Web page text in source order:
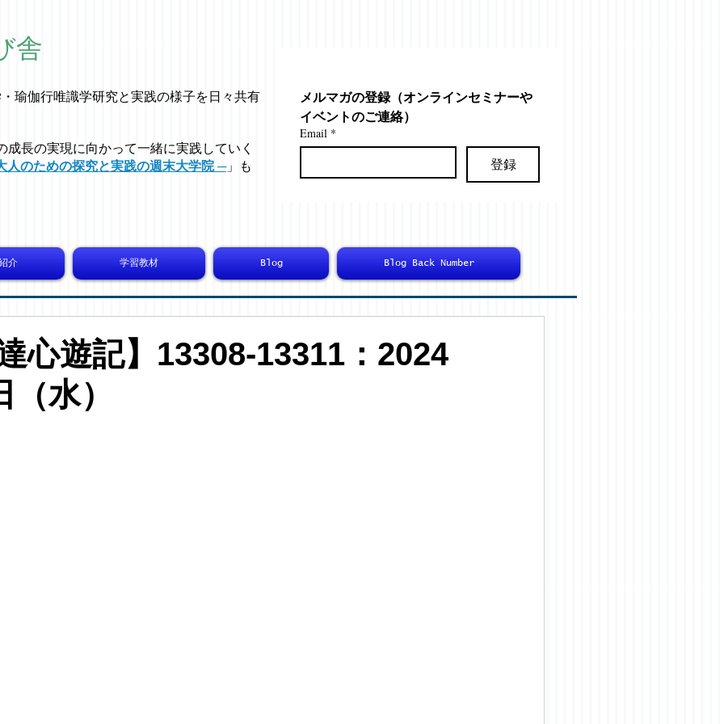
舎
瑜伽行唯識学研究と実践の様子を日々共有
長の実現に向かって一緒に実践していく
人のための探究と実践の週末大学院 ─」も
メルマガの登録（オンラインセミナーや
イベントのご連絡）
Email *
登録
介 学習教材 Blog Blog Back Number
心遊記】13308-13311：2024
水）